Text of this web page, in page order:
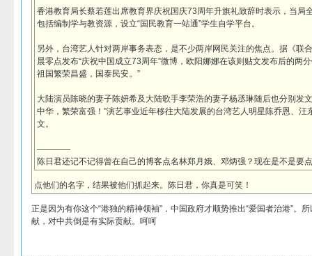
香港教育局长蔡若莲出席教育界庆祝国庆73周年升旗礼致辞时表示，当局
包括编制学与教资源，设立“国民教育一站通”学生自学平台。
另外，台湾艺人针对两岸事务表态，是不少两岸网民关注的焦点。据《联
晨零点发布“庆祝中国成立73周年”微博，欧阳娜娜在该则贴文发布后的两
祖国繁荣昌盛，国泰民安。”
大陆演员陈晓的妻子陈妍希及大陆歌手李荣浩的妻子杨丞琳随后也分别发
中华，繁荣富强！”演艺事业近年移往大陆发展的台湾艺人明星陈乔恩、汪
文。
————
陈日君还记不记得曾在自己的博客点名林郑月娥、邓炳强？现在是不是要
点他们的名字，结果被他们抓起来。陈日君，你真是可笑！
正是因为有你这个“港独的精神领袖”，中国政府才顺势推出“爱国者治港”。
献，对中共倒是有实际贡献。呵呵